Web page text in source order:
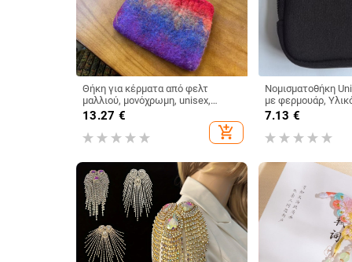
Θήκη για κέρματα από φελτ
μαλλιού, μονόχρωμη, unisex,
αστική απλότητα, εσωτερική
επένδυση πολυεστέρα
13.27 €
add_shopping_cart
Νομισματοθήκη
με φερμουάρ,
Μοντέλο 012
7.13 €